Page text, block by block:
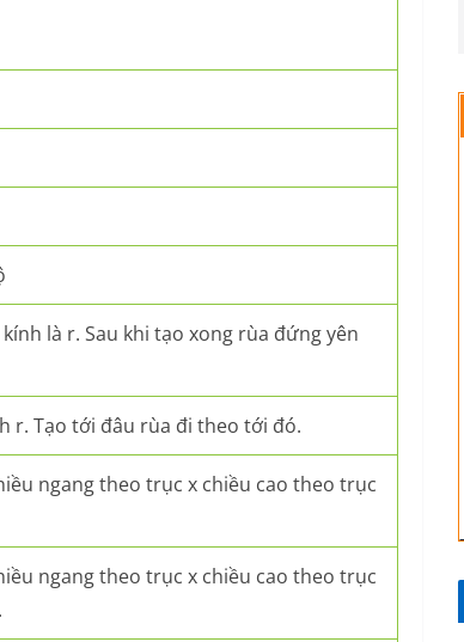
là r. Sau khi tạo xong rùa đứng yên
r. Tạo tới đâu rùa đi theo tới đó.
ngang theo trục x chiều cao theo trục
ngang theo trục x chiều cao theo trục